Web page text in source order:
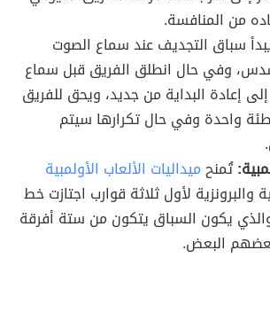
من المنافسة.
سباق التجديف عند سماع الصوت
وفي حال انطلق الفريق قبل سماع
إعادة البداية من جديد، ويحق للفريق
واحدة وفي حال تكرارها سيتم
تُمنحميداليات الألعاب الأولمبية
والبرونزية لأول ثلاثة قوارب اجتازت خط
والذي يكون السباق يتكون من ستة أفرقة
البعض.